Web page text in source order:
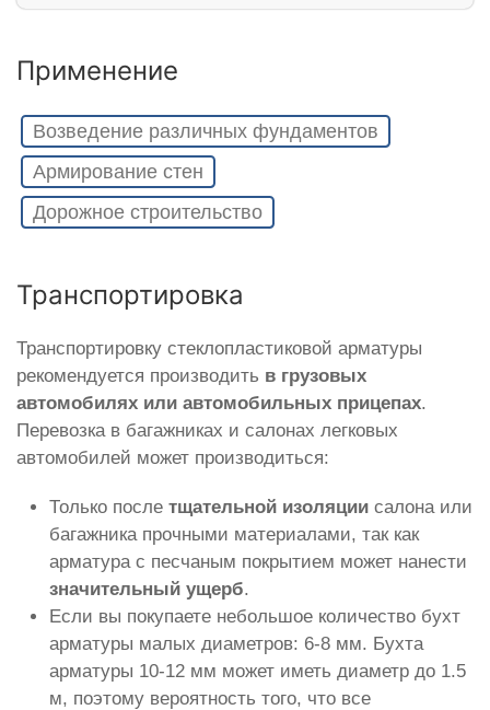
Применение
Возведение различных фундаментов
Армирование стен
Дорожное строительство
Транспортировка
Транспортировку стеклопластиковой арматуры
рекомендуется производить в грузовых
автомобилях или автомобильных прицепах.
Перевозка в багажниках и салонах легковых
автомобилей может производиться:
Только после тщательной изоляции салона или
багажника прочными материалами, так как
арматура с песчаным покрытием может нанести
значительный ущерб.
Если вы покупаете небольшое количество бухт
арматуры малых диаметров: 6-8 мм. Бухта
арматуры 10-12 мм может иметь диаметр до 1.5
м, поэтому вероятность того, что все